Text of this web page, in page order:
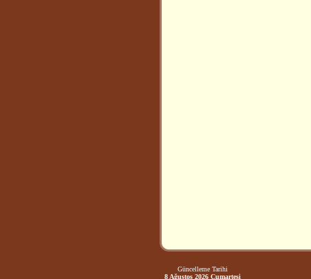
Güncelleme Tarihi
8 Ağustos 2026 Cumartesi